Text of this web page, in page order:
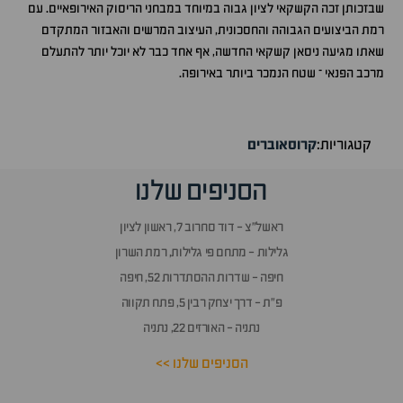
שבזכותן זכה הקשקאי לציון גבוה במיוחד במבחני הריסוק האירופאיים. עם
רמת הביצועים הגבוהה והחסכונית, העיצוב המרשים והאבזור המתקדם
שאתו מגיעה ניסאן קשקאי החדשה, אף אחד כבר לא יוכל יותר להתעלם
מרכב הפנאי – שטח הנמכר ביותר באירופה.
קטגוריות:קרוסאוברים
הסניפים שלנו
ראשל״צ - דוד סחרוב 7, ראשון לציון
גלילות - מתחם פי גלילות, רמת השרון
חיפה - שדרות ההסתדרות 52, חיפה
פ״ת - דרך יצחק רבין 5, פתח תקווה
נתניה - האורזים 22, נתניה
הסניפים שלנו >>